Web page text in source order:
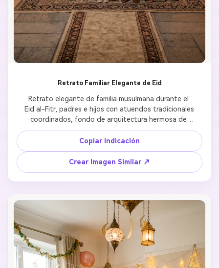
Retrato Familiar Elegante de Eid
Retrato elegante de familia musulmana durante el
Eid al-Fitr, padres e hijos con atuendos tradicionales
coordinados, fondo de arquitectura hermosa de
mezquita, linternas y decoraciones de luna
creciente, fotografía cinematográfica
Copiar indicación
Crear Imagen Similar ↗